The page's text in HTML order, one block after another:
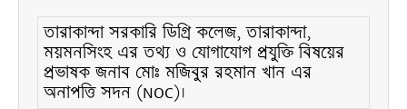
তারাকান্দা সরকারি ডিগ্রি কলেজ, তারাকান্দা,
ময়মনসিংহ এর তথ্য ও যোগাযোগ প্রযুক্তি বিষয়ের
প্রভাষক জনাব মোঃ মজিবুর রহমান খান এর
অনাপত্তি সদন (NOC)।